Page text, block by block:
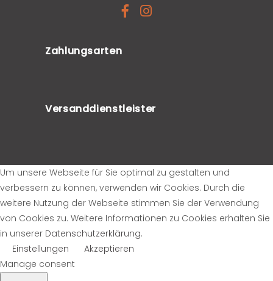
Zahlungsarten
Versanddienstleister
Um unsere Webseite für Sie optimal zu gestalten und
verbessern zu können, verwenden wir Cookies. Durch die
weitere Nutzung der Webseite stimmen Sie der Verwendung
von Cookies zu. Weitere Informationen zu Cookies erhalten Sie
in unserer Datenschutzerklärung.
Einstellungen
Akzeptieren
Manage consent